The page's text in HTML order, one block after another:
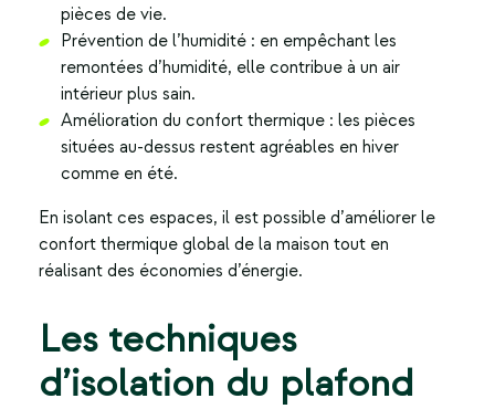
pièces de vie.
Prévention de l’humidité : en empêchant les
remontées d’humidité, elle contribue à un air
intérieur plus sain.
Amélioration du confort thermique : les pièces
situées au-dessus restent agréables en hiver
comme en été.
En isolant ces espaces, il est possible d’améliorer le
confort thermique global de la maison tout en
réalisant des économies d’énergie.
Les techniques
d’isolation du plafond